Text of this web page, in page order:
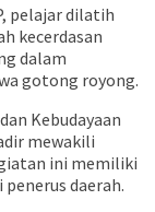
pelajar dilatih
kecerdasan
dalam
gotong royong.
Kebudayaan
mewakili
ini memiliki
daerah.